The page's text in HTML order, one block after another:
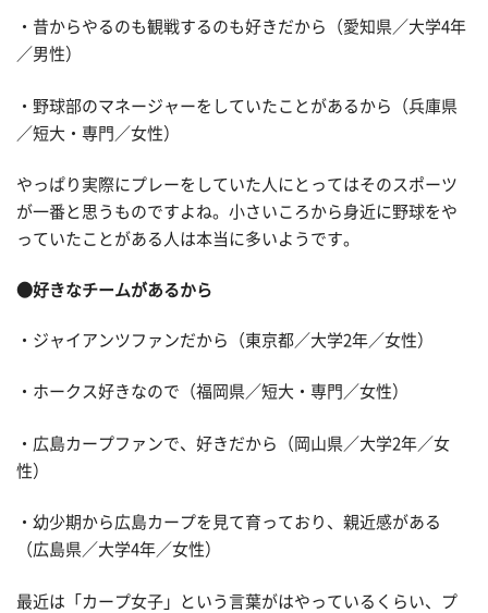
・昔からやるのも観戦するのも好きだから（愛知県／大学4年
／男性）
・野球部のマネージャーをしていたことがあるから（兵庫県
／短大・専門／女性）
やっぱり実際にプレーをしていた人にとってはそのスポーツ
が一番と思うものですよね。小さいころから身近に野球をや
っていたことがある人は本当に多いようです。
●好きなチームがあるから
・ジャイアンツファンだから（東京都／大学2年／女性）
・ホークス好きなので（福岡県／短大・専門／女性）
・広島カープファンで、好きだから（岡山県／大学2年／女
性）
・幼少期から広島カープを見て育っており、親近感がある
（広島県／大学4年／女性）
最近は「カープ女子」という言葉がはやっているくらい、プ